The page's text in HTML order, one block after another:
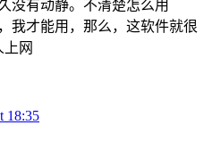
没有动静。不清楚怎么用
我才能用，那么，这软件就很
网
18:35